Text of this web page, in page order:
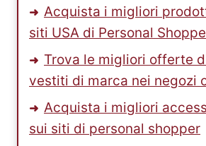
Acquista i migliori
siti USA di Personal
Trova le migliori offerte
vestiti di marca nei negozi
Acquista i migliori
sui siti di personal shopper